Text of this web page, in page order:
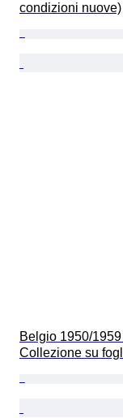
condizioni nuove)
Belgio 1950/1959
Collezione su